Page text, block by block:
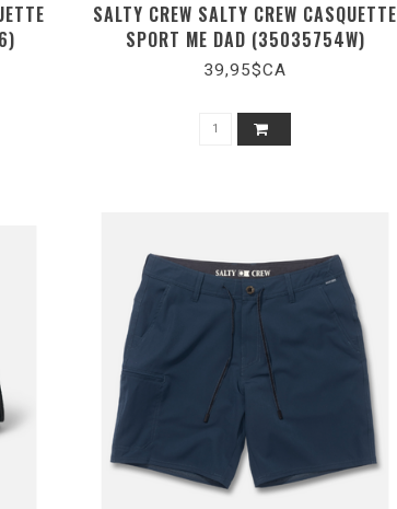
SALTY CREW SALTY CREW CASQUETTE
SPORT ME DAD (35035754W)
39,95$CA